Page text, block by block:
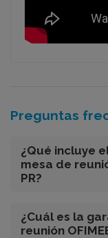
Preguntas
¿Qué incluye
mesa de
PR?
¿Cuál es la
reunión